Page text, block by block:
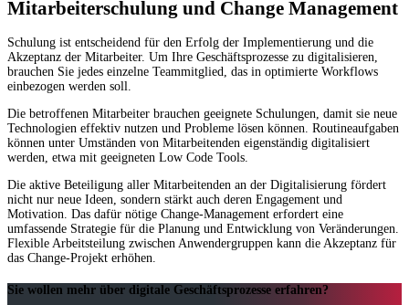
Mitarbeiterschulung und Change Management
Schulung ist entscheidend für den Erfolg der Implementierung und die
Akzeptanz der Mitarbeiter. Um Ihre Geschäftsprozesse zu digitalisieren,
brauchen Sie jedes einzelne Teammitglied, das in optimierte Workflows
einbezogen werden soll.
Die betroffenen Mitarbeiter brauchen geeignete Schulungen, damit sie neue
Technologien effektiv nutzen und Probleme lösen können. Routineaufgaben
können unter Umständen von Mitarbeitenden eigenständig digitalisiert
werden, etwa mit geeigneten Low Code Tools.
Die aktive Beteiligung aller Mitarbeitenden an der Digitalisierung fördert
nicht nur neue Ideen, sondern stärkt auch deren Engagement und
Motivation. Das dafür nötige Change-Management erfordert eine
umfassende Strategie für die Planung und Entwicklung von Veränderungen.
Flexible Arbeitsteilung zwischen Anwendergruppen kann die Akzeptanz für
das Change-Projekt erhöhen.
Sie wollen mehr über digitale Geschäftsprozesse erfahren?